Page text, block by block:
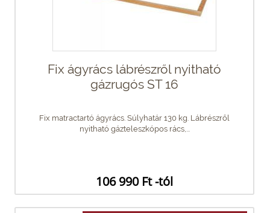
Fix ágyrács lábrészről nyitható
gázrugós ST 16
Fix matractartó ágyrács. Súlyhatár 130 kg. Lábrészről
nyitható gázteleszkópos rács,...
106 990 Ft -tól